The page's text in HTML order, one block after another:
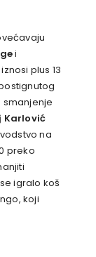
i
iznosi plus 13
smanjenje
Karlović
na
preko
igralo koš
koji